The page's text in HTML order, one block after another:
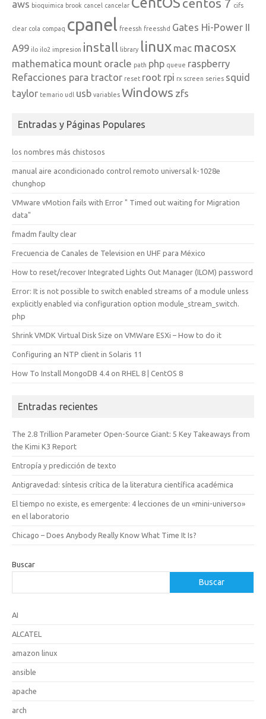
aws bioquimica brook cancel cancelar centos 7 cifs
clear cola compaq cpanel freessh freesshd Gates Hi-Power II
A99 ilo ilo2 impresion install library linux mac macosx
mathematica mount oracle path php queue raspberry
Refacciones para tractor reset root rpi rx screen series squid
taylor temario udl usb variables Windows zfs
Entradas y Páginas Populares
los nombres más chistosos
manual aire acondicionado control remoto universal k-1028e
chunghop
VMware vMotion fails with Error " Timed out waiting for Migration
data"
fmadm faulty clear
Frecuencia de Canales de Television en UHF para México
How to reset/recover Integrated Lights Out Manager (ILOM) password
Error: It is not possible to switch enabled streams of a module unless
explicitly enabled via configuration option module_stream_switch.
php
Shrink VMDK Virtual Disk Size on VMWare ESXi – How to do it
Configuring an NTP client in Solaris 11
How To Install MongoDB 4.4 on RHEL 8 | CentOS 8
Entradas recientes
The 2.8 Trillion Parameter Open-Source Giant: 5 Key Takeaways from
the Kimi K3 Report
Entropía y predicción de texto
Antigravedad: síntesis crítica de la literatura científica académica
El tiempo no existe, es emergente: 4 lecciones de un «mini-universo»
en el laboratorio
Chicago – Does Anybody Really Know What Time It Is?
Buscar
Buscar
AI
ALCATEL
amazon linux
ansible
apache
arch